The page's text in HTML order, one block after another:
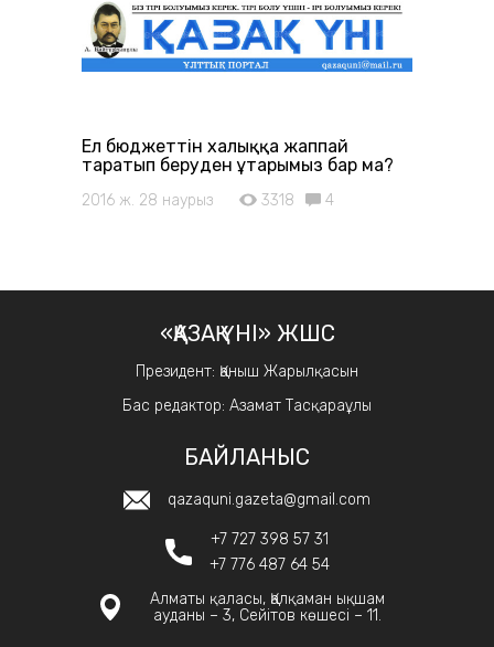
Ел бюджеттін халыққа жаппай
таратып беруден ұтарымыз бар ма?
2016 ж. 28 наурыз 3318 4
«ҚАЗАҚ ҮНІ» ЖШС
Президент: Қаныш Жарылқасын
Бас редактор: Азамат Тасқараұлы
БАЙЛАНЫС
qazaquni.gazeta@gmail.com
+7 727 398 57 31
+7 776 487 64 54
Алматы қаласы, Қалқаман ықшам
ауданы – 3, Сейітов көшесі – 11.